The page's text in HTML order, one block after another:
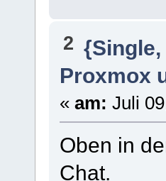
2
Proxmox
« am: Juli
Oben in
Chat.